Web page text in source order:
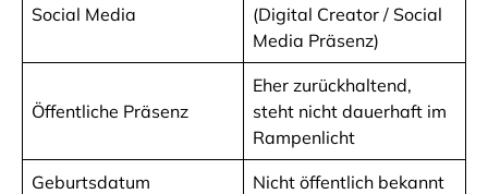
Social Media
(Digital Creator / Social
Media Präsenz)
Öffentliche Präsenz
Eher zurückhaltend,
steht nicht dauerhaft im
Rampenlicht
Geburtsdatum Nicht öffentlich bekannt